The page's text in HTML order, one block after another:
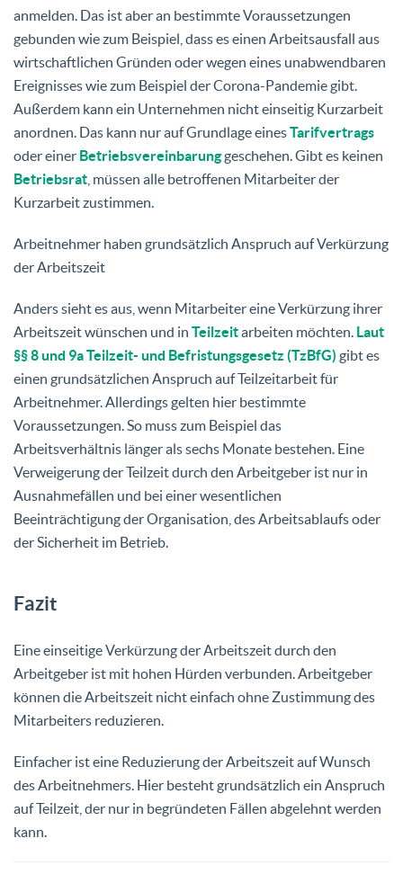
anmelden. Das ist aber an bestimmte Voraussetzungen
gebunden wie zum Beispiel, dass es einen Arbeitsausfall aus
wirtschaftlichen Gründen oder wegen eines unabwendbaren
Ereignisses wie zum Beispiel der Corona-Pandemie gibt.
Außerdem kann ein Unternehmen nicht einseitig Kurzarbeit
anordnen. Das kann nur auf Grundlage einesTarifvertrags
oder einer Betriebsvereinbarunggeschehen. Gibt es keinen
Betriebsrat , müssen alle betroffenen Mitarbeiter der
Kurzarbeit zustimmen.
Arbeitnehmer haben grundsätzlich Anspruch auf Verkürzung
der Arbeitszeit
Anders sieht es aus, wenn Mitarbeiter eine Verkürzung ihrer
Arbeitszeit wünschen und in Teilzeitarbeiten möchten. Laut
§§ 8 und 9a Teilzeit- und Befristungsgesetz (TzBfG) gibt es
einen grundsätzlichen Anspruch auf Teilzeitarbeit für
Arbeitnehmer. Allerdings gelten hier bestimmte
Voraussetzungen. So muss zum Beispiel das
Arbeitsverhältnis länger als sechs Monate bestehen. Eine
Verweigerung der Teilzeit durch den Arbeitgeber ist nur in
Ausnahmefällen und bei einer wesentlichen
Beeinträchtigung der Organisation, des Arbeitsablaufs oder
der Sicherheit im Betrieb.
Fazit
Eine einseitige Verkürzung der Arbeitszeit durch den
Arbeitgeber ist mit hohen Hürden verbunden. Arbeitgeber
können die Arbeitszeit nicht einfach ohne Zustimmung des
Mitarbeiters reduzieren.
Einfacher ist eine Reduzierung der Arbeitszeit auf Wunsch
des Arbeitnehmers. Hier besteht grundsätzlich ein Anspruch
auf Teilzeit, der nur in begründeten Fällen abgelehnt werden
kann.